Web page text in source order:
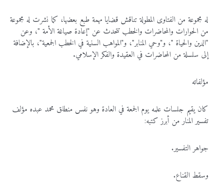
له مجموعة من الفتاوى المطولة تناقش قضايا مهمة طبع بعضها، كما نشرت له مجموعة
من الحوارات والمحاضرات والخطب تتحدث عن "إعادة صياغة الأمة "، وعن
"الدين والحياة "، و"وحي المنابر"، و"المواهب السنية في الخطب الجمعية"، بالإضافة
إلى سلسلة من المحاضرات في العقيدة والفكر الإسلامي.
مؤلفاته
كان يقيم جلسات علمه يوم الجمعة في العادة وهو نفس منطلق محمد عبده مؤلف
تفسير المنار من أبرز كتبه:
جواهر التفسير.
وسقط القناع.